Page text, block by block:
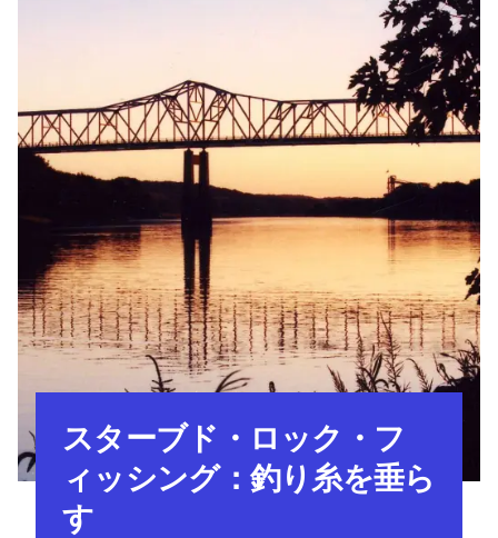
スターブド・ロック・フ
ィッシング：釣り糸を垂ら
す